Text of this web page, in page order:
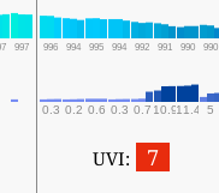
997 996 994 995 994 992 991 990 990
0.3 0.2 0.6 0.3 0.7 10.911.4 5
UVI: 7